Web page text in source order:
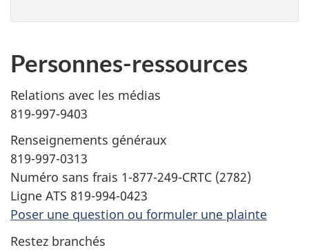
Personnes-ressources
Relations avec les médias
819-997-9403
Renseignements généraux
819-997-0313
Numéro sans frais 1-877-249-CRTC (2782)
Ligne ATS 819-994-0423
Poser une question ou formuler une plainte
Restez branchés